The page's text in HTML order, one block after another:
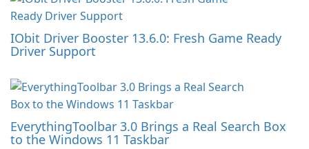
IObit Driver Booster 13.6.0: Fresh Game Ready
Driver Support
EverythingToolbar 3.0 Brings a Real Search Box
to the Windows 11 Taskbar